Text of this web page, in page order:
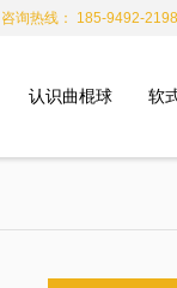
咨询热线： 185-9492-2198
认识曲棍球 软